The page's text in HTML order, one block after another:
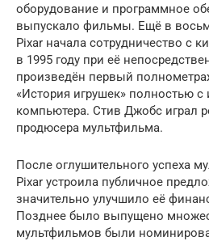
оборудование и программное
выпускало фильмы. Ещё в
Pixar начала сотрудничество с
в 1995 году при её
произведён первый
«История игрушек» полностью
компьютера. Стив Джобс играл
продюсера мультфильма.
После оглушительного успеха
Pixar устроила публичное
значительно улучшило её
Позднее было выпущено
мультфильмов были